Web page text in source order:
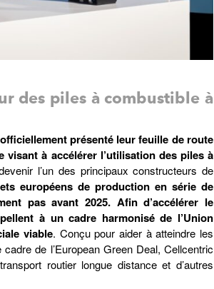
des piles à combustible à
présenté leur feuille de route
visant à accélérer l’utilisation des piles à
l’un des principaux constructeurs de
européens de production en série de
pas avant 2025. Afin d’accélérer le
à un cadre harmonisé de l’Union
viable. Conçu pour aider à atteindre les
de l’European Green Deal, Cellcentric
routier longue distance et d’autres